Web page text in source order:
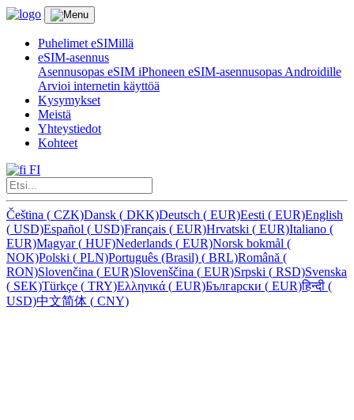
Puhelimet eSIMillä
eSIM-asennus
Asennusopas eSIM iPhoneen eSIM-asennusopas Androidille
Arvioi internetin käyttöä
Kysymykset
Meistä
Yhteystiedot
Kohteet
FI
Čeština ( CZK)Dansk ( DKK)Deutsch ( EUR)Eesti ( EUR)English
( USD)Español ( USD)Français ( EUR)Hrvatski ( EUR)Italiano (
EUR)Magyar( HUF)Nederlands ( EUR)Norsk bokmål (
NOK)Polski ( PLN)Português (Brasil) ( BRL)Română (
RON)Slovenčina ( EUR)Slovenščina ( EUR)Srpski ( RSD)Svenska
( SEK)Türkçe ( TRY)Ελληνικά ( EUR)Български ( EUR)हिन्दी (
USD)中文简体 ( CNY)